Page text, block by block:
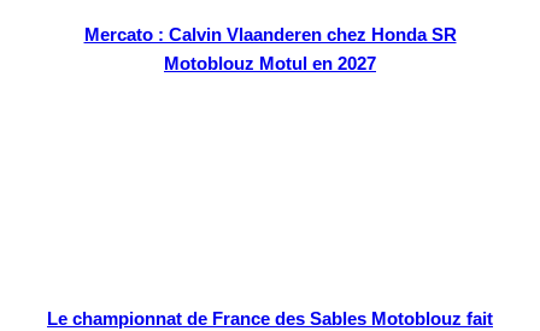
Mercato : Calvin Vlaanderen chez Honda SR
Motoblouz Motul en 2027
Le championnat de France des Sables Motoblouz fait